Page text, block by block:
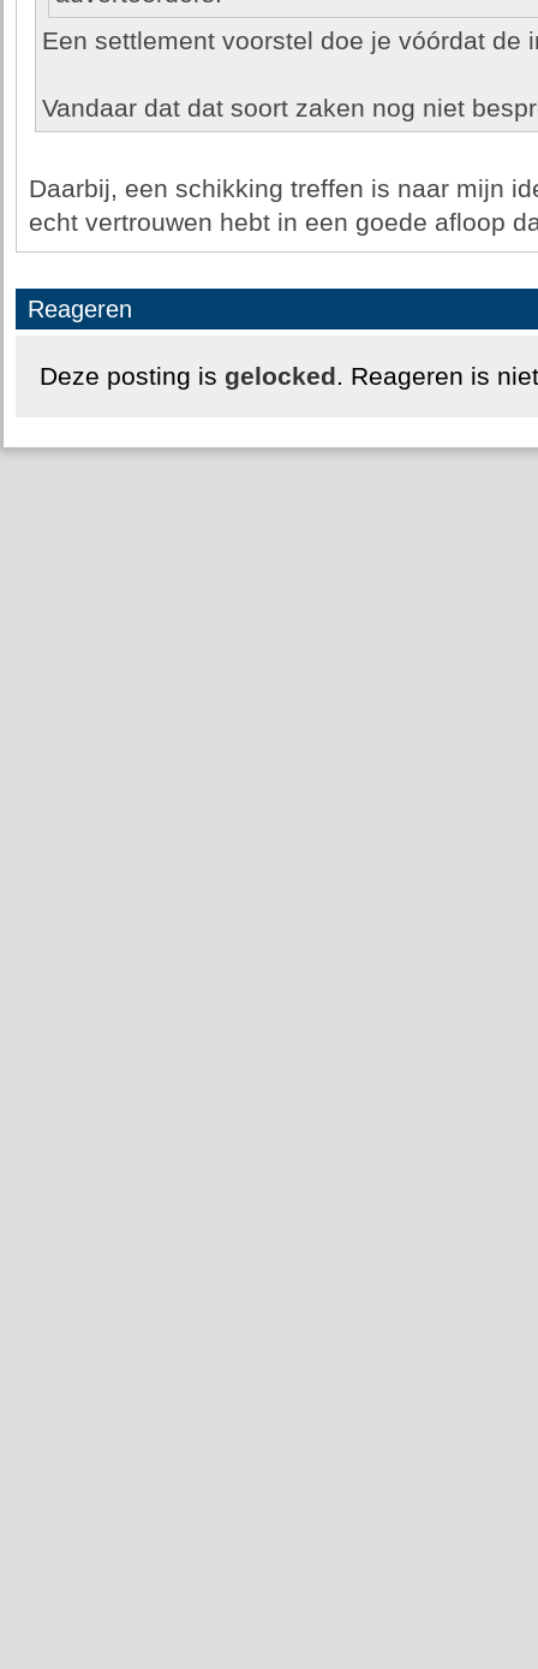
Een settlement voorstel doe je vóórdat de
Vandaar dat dat soort zaken nog niet
Daarbij, een schikking treffen is naar mijn
echt vertrouwen hebt in een goede afloop
Reageren
Deze posting is gelocked. Reageren is